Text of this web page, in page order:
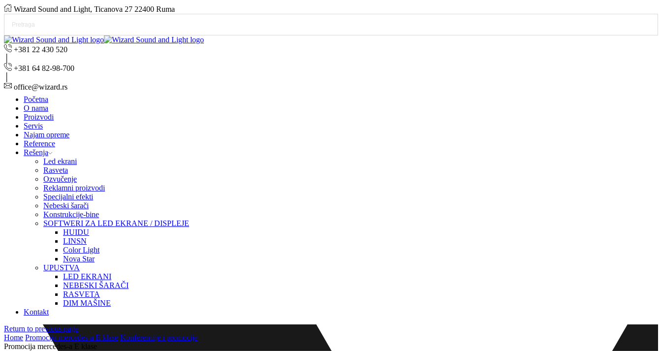
Wizard Sound and Light, Ticanova 27 22400 Ruma
+381 22 430 520
+381 64 82-98-700
office@wizard.rs
Početna
O nama
Proizvodi
Servis
Najam opreme
Reference
Rešenja
Led ekrani
Rasveta
Ozvučenje
Reklamni proizvodi
Specijalni efekti
Nebeski šarači
Konstrukcije-bine
SOFTWERI ZA LED EKRANE / DISPLEJE
HUIDU
LINSN
Color Light
Nova Star
UPUSTVA
LED EKRANI
NEBESKI ŠARAČI
RASVETA
DIM MAŠINE
Kontakt
Return to previous page
Home Promocija mercedes-a E klase Konferencije i promocije
Promocija mercedes-a E klase